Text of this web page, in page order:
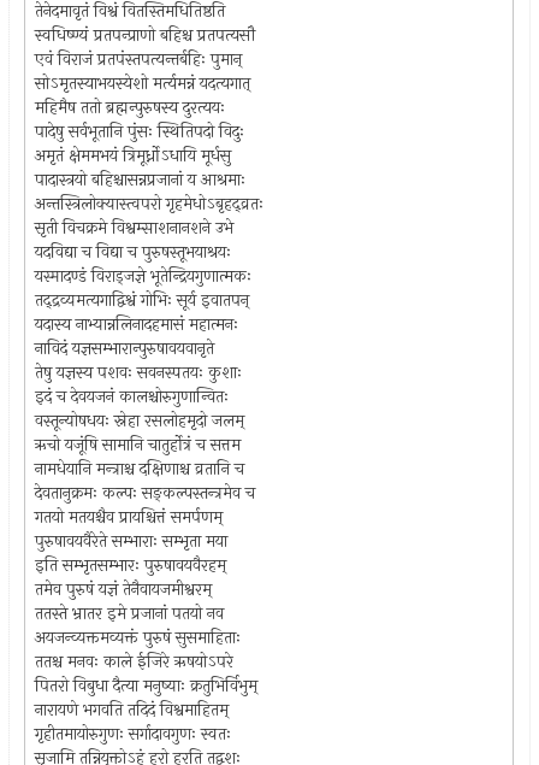
तेनेदमावृतं विश्वं वितस्तिमधितिष्ठति
स्वधिष्ण्यं प्रतपन्प्राणो बहिश्च प्रतपत्यसौ
एवं विराजं प्रतपंस्तपत्यन्तर्बहिः पुमान्
सोऽमृतस्याभयस्येशो मर्त्यमन्नं यदत्यगात्
महिमैष ततो ब्रह्मन्पुरुषस्य दुरत्ययः
पादेषु सर्वभूतानि पुंसः स्थितिपदो विदुः
अमृतं क्षेममभयं त्रिमूर्ध्नोऽधायि मूर्धसु
पादास्त्रयो बहिश्चासन्नप्रजानां य आश्रमाः
अन्तस्त्रिलोक्यास्त्वपरो गृहमेधोऽबृहद्व्रतः
सृती विचक्रमे विश्वम्साशनानशने उभे
यदविद्या च विद्या च पुरुषस्तूभयाश्रयः
यस्मादण्डं विराड्जज्ञे भूतेन्द्रियगुणात्मकः
तद्द्रव्यमत्यगाद्विश्वं गोभिः सूर्य इवातपन्
यदास्य नाभ्यान्नलिनादहमासं महात्मनः
नाविदं यज्ञसम्भारान्पुरुषावयवानृते
तेषु यज्ञस्य पशवः सवनस्पतयः कुशाः
इदं च देवयजनं कालश्चोरुगुणान्वितः
वस्तून्योषधयः स्नेहा रसलोहमृदो जलम्
ऋचो यजूंषि सामानि चातुर्होत्रं च सत्तम
नामधेयानि मन्त्राश्च दक्षिणाश्च व्रतानि च
देवतानुक्रमः कल्पः सङ्कल्पस्तन्त्रमेव च
गतयो मतयश्चैव प्रायश्चित्तं समर्पणम्
पुरुषावयवैरेते सम्भाराः सम्भृता मया
इति सम्भृतसम्भारः पुरुषावयवैरहम्
तमेव पुरुषं यज्ञं तेनैवायजमीश्वरम्
ततस्ते भ्रातर इमे प्रजानां पतयो नव
अयजन्व्यक्तमव्यक्तं पुरुषं सुसमाहिताः
ततश्च मनवः काले ईजिरे ऋषयोऽपरे
पितरो विबुधा दैत्या मनुष्याः क्रतुभिर्विभुम्
नारायणे भगवति तदिदं विश्वमाहितम्
गृहीतमायोरुगुणः सर्गादावगुणः स्वतः
सृजामि तन्नियुक्तोऽहं हरो हरति तद्वशः